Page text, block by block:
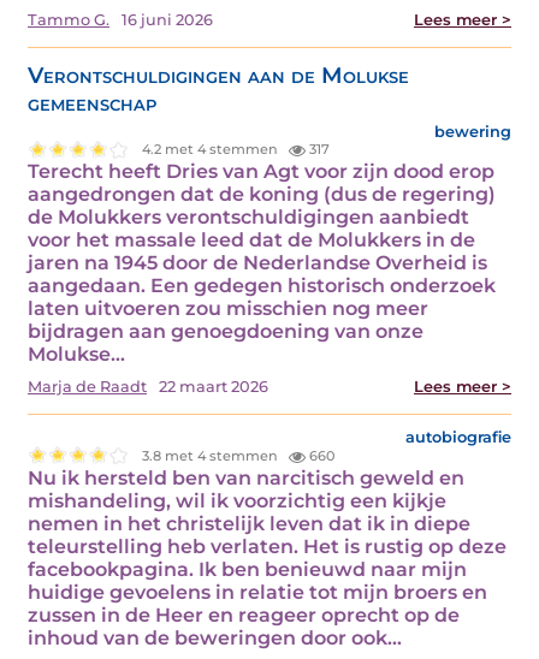
Tammo G. 16 juni 2026 Lees meer >
Verontschuldigingen aan de Molukse
gemeenschap
bewering
4.2 met 4 stemmen 317
Terecht heeft Dries van Agt voor zijn dood erop
aangedrongen dat de koning (dus de regering)
de Molukkers verontschuldigingen aanbiedt
voor het massale leed dat de Molukkers in de
jaren na 1945 door de Nederlandse Overheid is
aangedaan. Een gedegen historisch onderzoek
laten uitvoeren zou misschien nog meer
bijdragen aan genoegdoening van onze
Molukse…
Marja de Raadt 22 maart 2026 Lees meer >
autobiografie
3.8 met 4 stemmen 660
Nu ik hersteld ben van narcitisch geweld en
mishandeling, wil ik voorzichtig een kijkje
nemen in het christelijk leven dat ik in diepe
teleurstelling heb verlaten. Het is rustig op deze
facebookpagina. Ik ben benieuwd naar mijn
huidige gevoelens in relatie tot mijn broers en
zussen in de Heer en reageer oprecht op de
inhoud van de beweringen door ook…